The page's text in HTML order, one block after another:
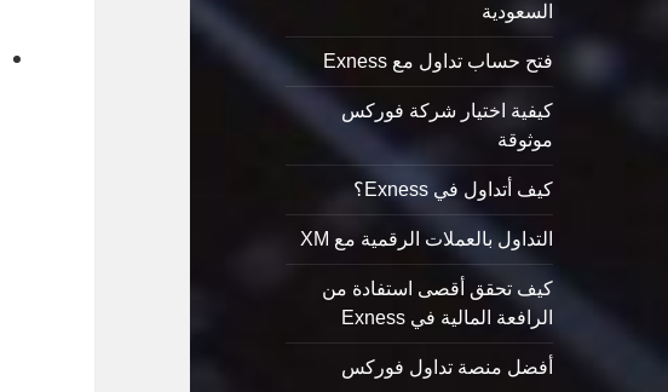
السعودية
فتح حساب تداول مع Exness
كيفية اختيار شركة فوركس
موثوقة
كيف أتداول في Exness؟
التداول بالعملات الرقمية مع XM
كيف تحقق أقصى استفادة من
الرافعة المالية في Exness
أفضل منصة تداول فوركس